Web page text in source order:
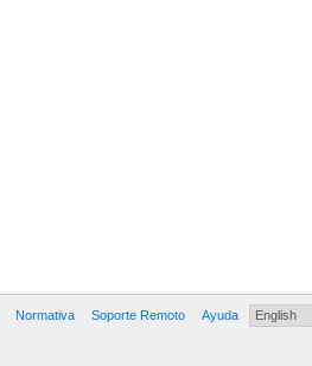
Normativa Soporte Remoto Ayuda